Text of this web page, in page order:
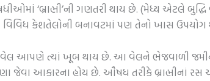
‘બ્રાહ્મી’ની ગણતરી થાય છે. (મેધ્ય એટલે
કેશતેલોની બનાવટમાં પણ તેનો ખાસ ઉપયોગ
વેલ આપણે ત્યાં ખૂબ થાય છે. આ વેલને ભેજવાળી જમીન
જેવા આકારના હોય છે. ઔષધ તરીકે બ્રાહ્મીનાં